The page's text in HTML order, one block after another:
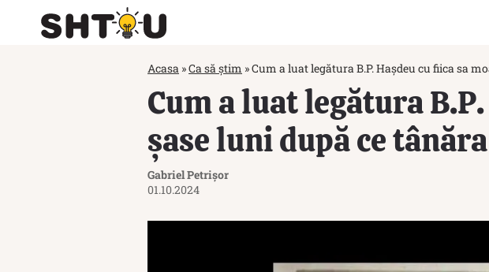
Acasa »Ca să știm »Cum a luat legătura B.P. Hașdeu cu fiica sa
Cum a luat legătura
șase luni după ce
Gabriel Petrișor
01.10.2024